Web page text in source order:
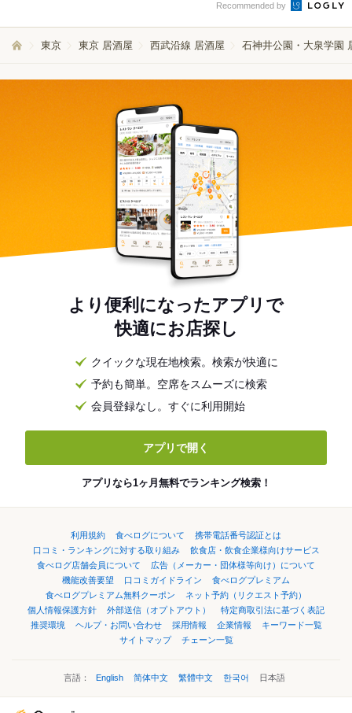
Recommended by
東京 東京 居酒屋 西武沿線 居酒屋 石神井公園・大泉学園
より便利になったアプリで
快適にお店探し
クイックな現在地検索。検索が快適に
予約も簡単。空席をスムーズに検索
会員登録なし。すぐに利用開始
アプリで開く
アプリなら1ヶ月無料でランキング検索！
利用規約 食べログについて
携帯電話番号認証とは
口コミ・ランキングに対する取り組み
飲食店・飲食企業様向けサービス
食べログ店舗会員について
広告（メーカー・団体様等向け）について
機能改善要望
口コミガイドライン
食べログプレミアム
食べログプレミアム無料クーポン
ネット予約（リクエスト予約）
個人情報保護方針
外部送信（オプトアウト）
特定商取引法に基づく表記
推奨環境
ヘルプ・お問い合わせ 採用情報 企業情報
キーワード一覧
サイトマップ
チェーン一覧
言語： English 简体中文 繁體中文 한국어 日本語